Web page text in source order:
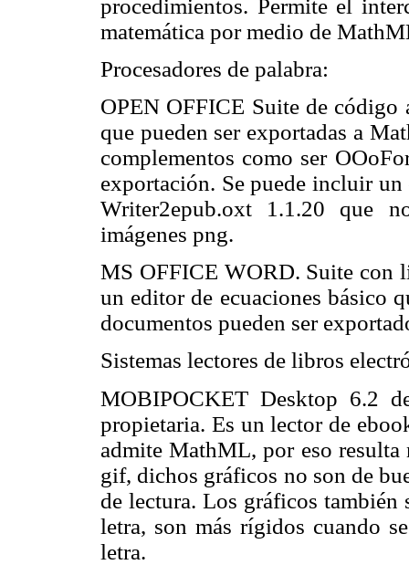
procedimientos. Permite el
matemática por medio de
Procesadores de palabra:
OPEN OFFICE Suite de código
que pueden ser exportadas a
complementos como ser
exportación. Se puede incluir
Writer2epub.oxt 1.1.20 que
imágenes png.
MS OFFICE WORD. Suite con
un editor de ecuaciones básico
documentos pueden ser
Sistemas lectores de libros
MOBIPOCKET Desktop 6.2
propietaria. Es un lector de
admite MathML, por eso resulta
gif, dichos gráficos no son de
de lectura. Los gráficos también
letra, son más rígidos cuando
letra.